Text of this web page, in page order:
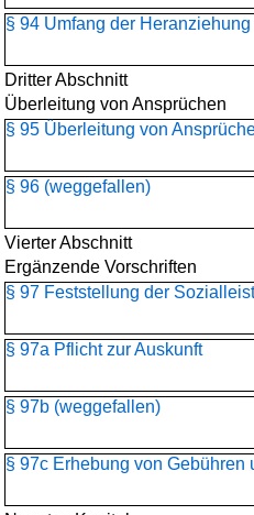
§ 94 Umfang der Heranziehung
Dritter Abschnitt
Überleitung von Ansprüchen
§ 95 Überleitung von
§ 96 (weggefallen)
Vierter Abschnitt
Ergänzende Vorschriften
§ 97 Feststellung der
§ 97a Pflicht zur Auskunft
§ 97b (weggefallen)
§ 97c Erhebung von Gebühren